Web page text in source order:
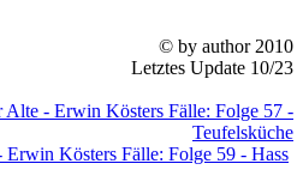
© by author 2010
Letztes Update 10/23
Alte - Erwin Kösters Fälle: Folge 57 -
Teufelsküche
Erwin Kösters Fälle: Folge 59 - Hass